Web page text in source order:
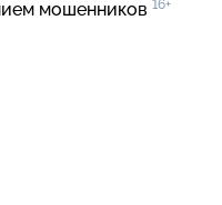
мошенников 16+